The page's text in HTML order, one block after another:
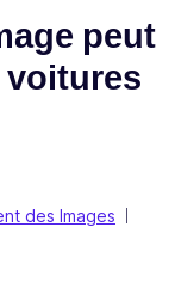
peut
voitures
des Images